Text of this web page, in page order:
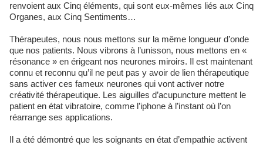
renvoient aux Cinq éléments, qui sont eux-mêmes liés aux Cinq
Organes, aux Cinq Sentiments…
Thérapeutes, nous nous mettons sur la même longueur d’onde
que nos patients. Nous vibrons à l’unisson, nous mettons en «
résonance » en érigeant nos neurones miroirs. Il est maintenant
connu et reconnu qu’il ne peut pas y avoir de lien thérapeutique
sans activer ces fameux neurones qui vont activer notre
créativité thérapeutique. Les aiguilles d’acupuncture mettent le
patient en état vibratoire, comme l’iphone à l’instant où l’on
réarrange ses applications.
Il a été démontré que les soignants en état d’empathie activent